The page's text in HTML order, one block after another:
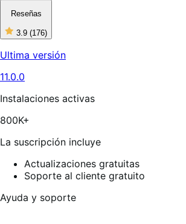
Reseñas
3.9 (176)
3
5
Ultima versión
11.0.0
Instalaciones activas
800K+
La suscripción incluye
Actualizaciones gratuitas
Soporte al cliente gratuito
Ayuda y soporte